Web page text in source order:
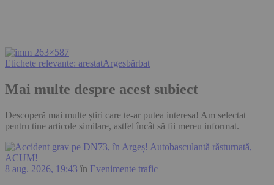
Etichete relevante: arestatArgesbărbat
Mai multe despre acest subiect
Descoperă mai multe știri care te-ar putea interesa! Am selectat
pentru tine articole similare, astfel încât să fii mereu informat.
8 aug. 2026, 19:43 în Evenimente trafic